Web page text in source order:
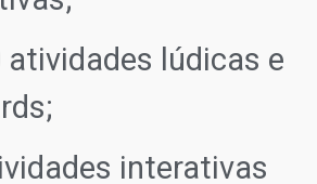
atividades lúdicas e
interativas